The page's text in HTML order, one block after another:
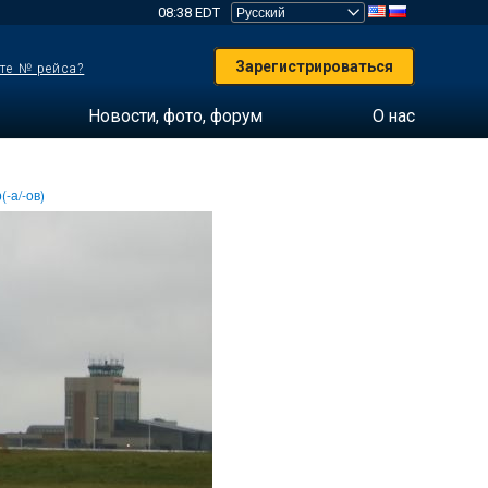
08:38 EDT
№ рейса? Зарегистрироваться
Новости, фото, форум О нас
а/-ов)